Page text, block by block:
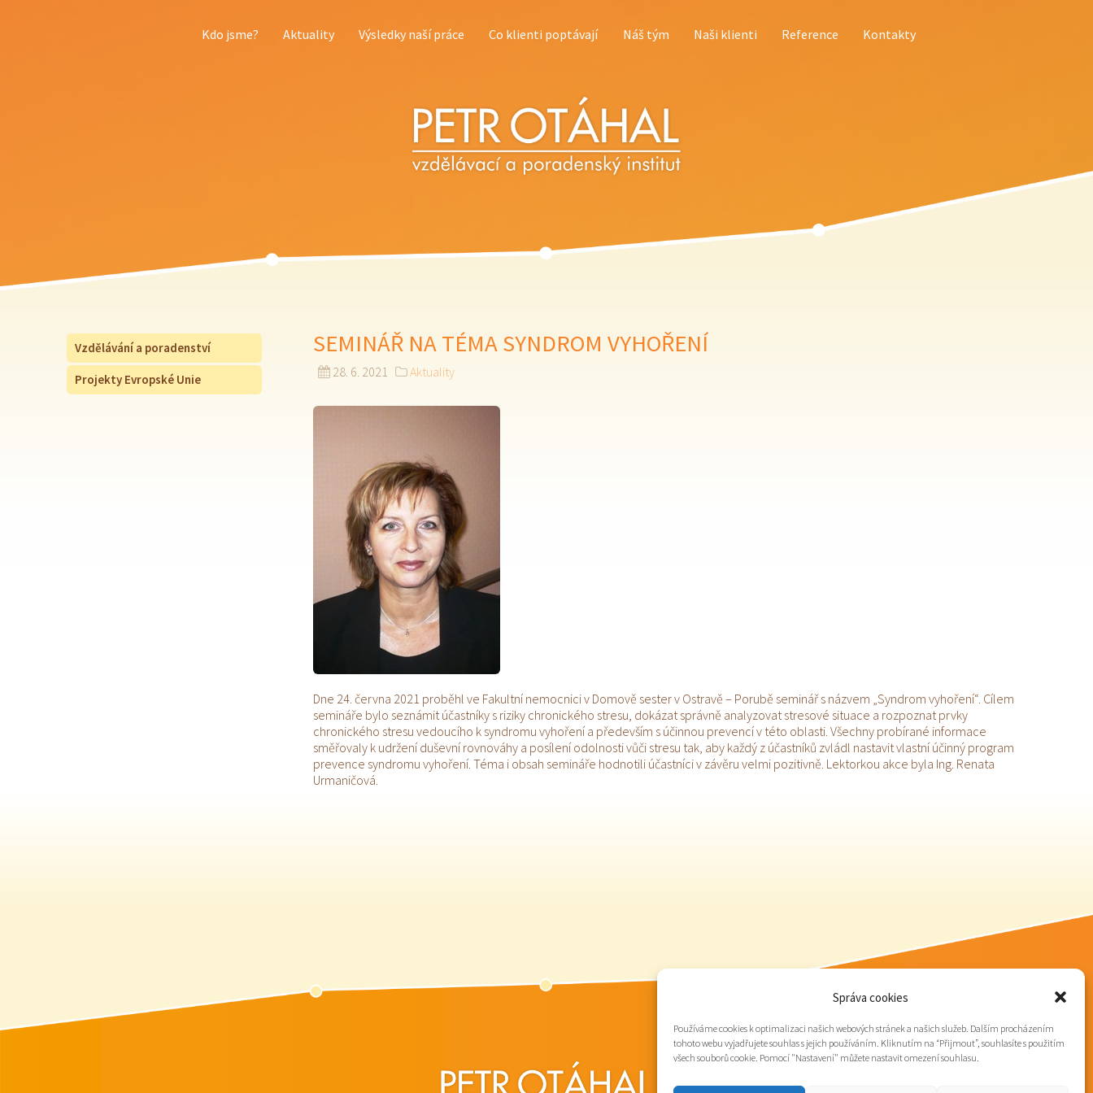
Správa cookies
Používáme cookies k optimalizaci našich webových stránek a našich služeb. Dalším procházením
tohoto webu vyjadřujete souhlas s jejich používáním. Kliknutím na “Přijmout”, souhlasíte s použitím
všech souborů cookie. Pomocí "Nastavení" můžete nastavit omezení souhlasu.
Kdo jsme? Aktuality Výsledky naší práce Co klienti poptávají Náš tým Naši klienti Reference Kontakty
Vzdělávání a poradenství
Projekty Evropské Unie
SEMINÁŘ NA TÉMA SYNDROM VYHOŘENÍ
28. 6. 2021 Aktuality
Dne 24. června 2021 proběhl ve Fakultní nemocnici v Domově sester v Ostravě – Porubě seminář s názvem „Syndrom vyhoření“. Cílem
semináře bylo seznámit účastníky s riziky chronického stresu, dokázat správně analyzovat stresové situace a rozpoznat prvky
chronického stresu vedoucího k syndromu vyhoření a především s účinnou prevencí v této oblasti. Všechny probírané informace
směřovaly k udržení duševní rovnováhy a posílení odolnosti vůči stresu tak, aby každý z účastníků zvládl nastavit vlastní účinný program
prevence syndromu vyhoření. Téma i obsah semináře hodnotili účastníci v závěru velmi pozitivně. Lektorkou akce byla Ing. Renata
Urmaničová.